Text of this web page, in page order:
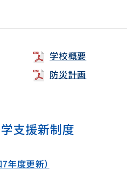
学校概要
防災計画
支援新制度
年度更新）